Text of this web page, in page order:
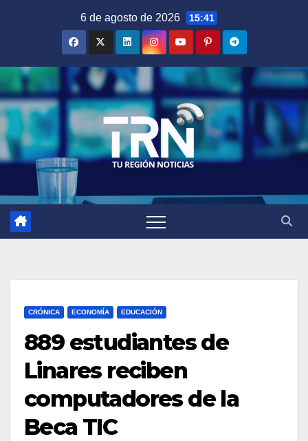
6 de agosto de 2026 15:41
CRÓNICA ECONOMÍA EDUCACIÓN
889 estudiantes de
Linares reciben
computadores de la
Beca TIC